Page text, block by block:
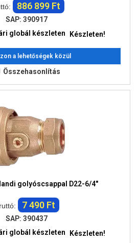
886 899 Ft
SAP: 390917
Készleten!
a lehetőségek közül
Összehasonlítás
golyóscsappal D22-6/4"
7 490 Ft
SAP: 390437
Készleten!